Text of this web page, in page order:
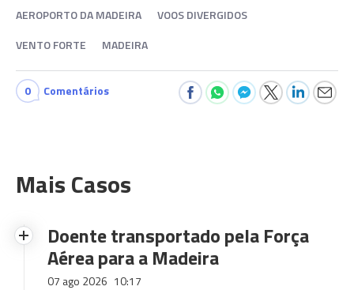
AEROPORTO DA MADEIRA
VOOS DIVERGIDOS
VENTO FORTE
MADEIRA
0 Comentários
Mais Casos
Doente transportado pela Força
Aérea para a Madeira
07 ago 2026 10:17